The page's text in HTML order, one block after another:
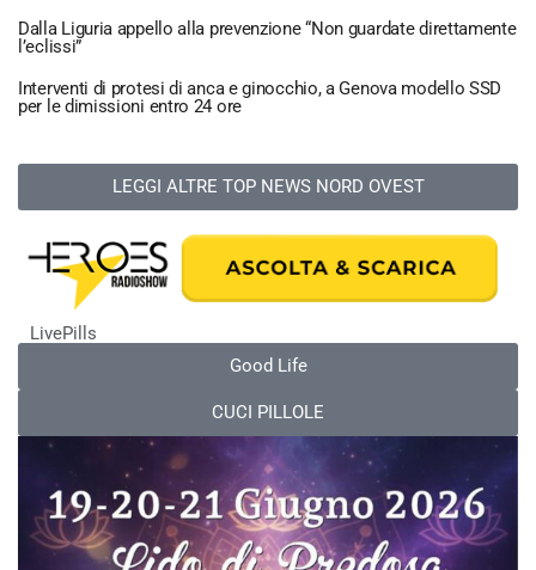
Dalla Liguria appello alla prevenzione “Non guardate direttamente
l’eclissi”
Interventi di protesi di anca e ginocchio, a Genova modello SSD
per le dimissioni entro 24 ore
LEGGI ALTRE TOP NEWS NORD OVEST
LivePills
Good Life
CUCI PILLOLE